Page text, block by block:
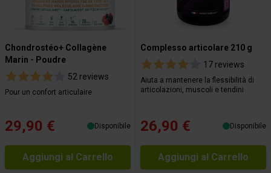
Chondrostéo+ Collagène
Marin - Poudre
52 reviews
Pour un confort articulaire
29,90 € Disponibile
Aggiungi al Carrello
Complesso articolare 210 g
17 reviews
Aiuta a mantenere la flessibilità di
articolazioni, muscoli e tendini
26,90 € Disponibile
Aggiungi al Carrello